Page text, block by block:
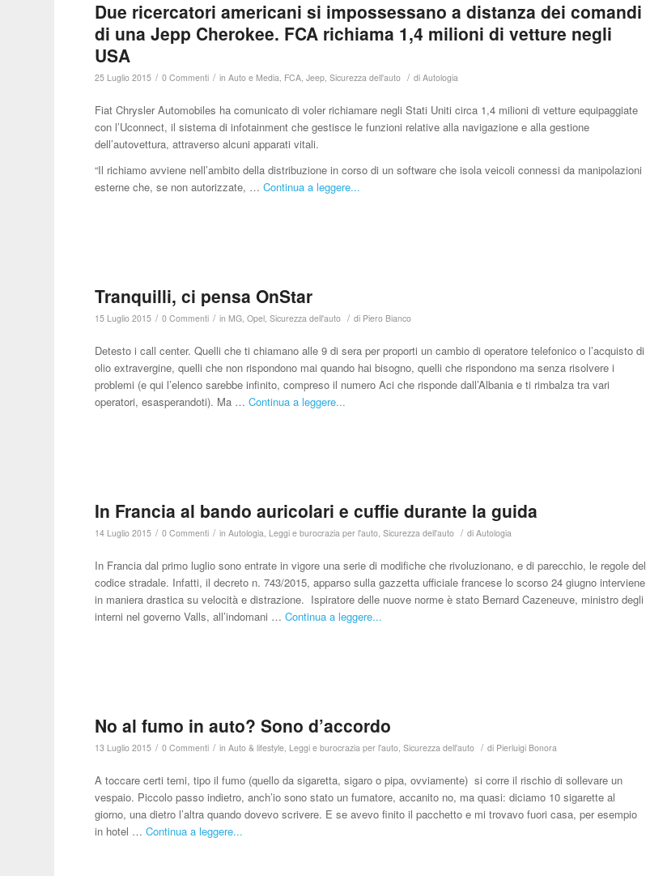
Due ricercatori americani si impossessano a distanza dei comandi
di una Jepp Cherokee. FCA richiama 1,4 milioni di vetture negli
USA
25 Luglio 2015 / 0 Commenti / inAuto e Media FCA ,Jeep ,Sicurezza dell'auto / diAutologia
Fiat Chrysler Automobiles ha comunicato di voler richiamare negli Stati Uniti circa 1,4 milioni di vetture equipaggiate
con l’Uconnect, il sistema di infotainment che gestisce le funzioni relative alla navigazione e alla gestione
dell’autovettura, attraverso alcuni apparati vitali.
“Il richiamo avviene nell’ambito della distribuzione in corso di un software che isola veicoli connessi da manipolazioni
esterne che, se non autorizzate, …Continua a leggere...
Tranquilli, ci pensa OnStar
15 Luglio 2015 / 0 Commenti / inMG ,Opel ,Sicurezza dell'auto / di Piero Bianco
Detesto i call center. Quelli che ti chiamano alle 9 di sera per proporti un cambio di operatore telefonico o l’acquisto di
olio extravergine, quelli che non rispondono mai quando hai bisogno, quelli che rispondono ma senza risolvere i
problemi (e qui l’elenco sarebbe infinito, compreso il numero Aci che risponde dall’Albania e ti rimbalza tra vari
operatori, esasperandoti). Ma …Continua a leggere...
In Francia al bando auricolari e cuffie durante la guida
14 Luglio 2015 / 0 Commenti / inAutologia, Leggi e burocrazia per l'auto,Sicurezza dell'auto / diAutologia
In Francia dal primo luglio sono entrate in vigore una serie di modifiche che rivoluzionano, e di parecchio, le regole del
codice stradale. Infatti, il decreto n. 743/2015, apparso sulla gazzetta ufficiale francese lo scorso 24 giugno interviene
in maniera drastica su velocità e distrazione. Ispiratore delle nuove norme è stato Bernard Cazeneuve, ministro degli
interni nel governo Valls, all’indomani …Continua a leggere...
No al fumo in auto? Sono d’accordo
13 Luglio 2015 / 0 Commenti / inAuto & lifestyle, Leggi e burocrazia per l'auto,Sicurezza dell'auto / di Pierluigi Bonora
A toccare certi temi, tipo il fumo (quello da sigaretta, sigaro o pipa, ovviamente) si corre il rischio di sollevare un
vespaio. Piccolo passo indietro, anch’io sono stato un fumatore, accanito no, ma quasi: diciamo 10 sigarette al
giorno, una dietro l’altra quando dovevo scrivere. E se avevo finito il pacchetto e mi trovavo fuori casa, per esempio
in hotel …Continua a leggere...